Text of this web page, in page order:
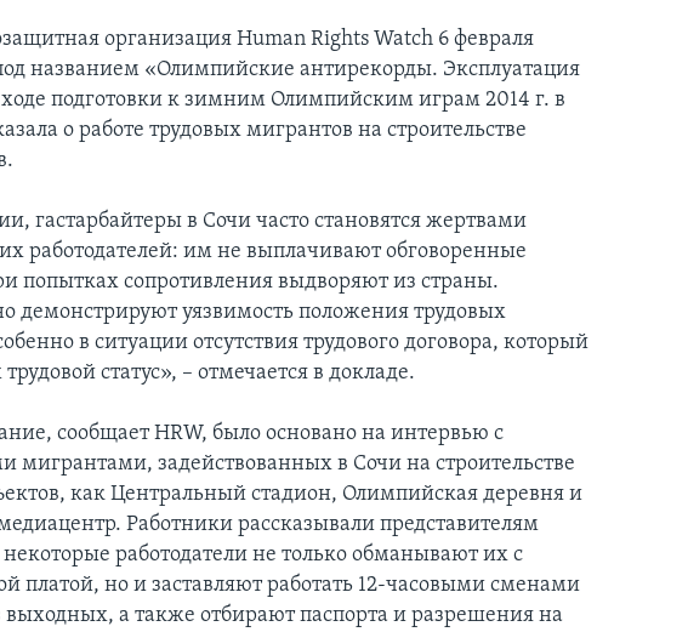
организация Human Rights Watch 6 февраля
названием «Олимпийские антирекорды. Эксплуатация
подготовки к зимним Олимпийским играм 2014 г. в
о работе трудовых мигрантов на строительстве
гастарбайтеры в Сочи часто становятся жертвами
работодателей: им не выплачивают обговоренные
попытках сопротивления выдворяют из страны.
демонстрируют уязвимость положения трудовых
в ситуации отсутствия трудового договора, который
статус», – отмечается в докладе.
сообщает HRW, было основано на интервью с
мигрантами, задействованных в Сочи на строительстве
как Центральный стадион, Олимпийская деревня и
Работники рассказывали представителям
некоторые работодатели не только обманывают их с
платой, но и заставляют работать 12-часовыми сменами
выходных, а также отбирают паспорта и разрешения на